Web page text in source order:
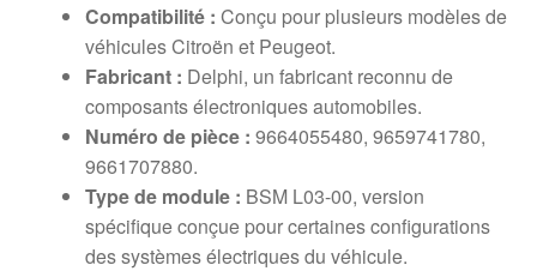
Compatibilité : Conçu pour plusieurs modèles de
véhicules Citroën et Peugeot.
Fabricant : Delphi, un fabricant reconnu de
composants électroniques automobiles.
Numéro de pièce : 9664055480, 9659741780,
9661707880.
Type de module : BSM L03-00, version
spécifique conçue pour certaines configurations
des systèmes électriques du véhicule.